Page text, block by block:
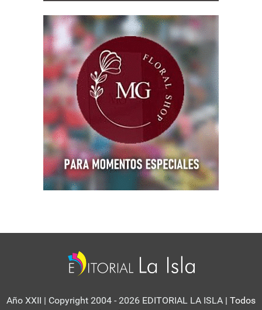
Año XXII | Copyright 2004 - 2026 EDITORIAL LA ISLA | Todos